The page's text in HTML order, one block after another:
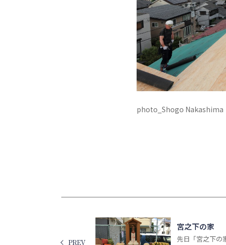
photo_Shogo Nakashima
PREV
宮之下の家
先日「宮之下の